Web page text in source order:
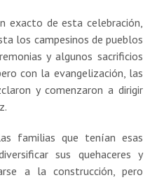
exacto de esta celebración,
los campesinos de pueblos
y algunos sacrificios
con la evangelización, las
y comenzaron a dirigir
familias que tenían esas
sus quehaceres y
a la construcción, pero